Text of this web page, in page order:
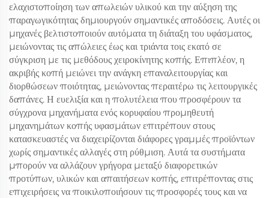
ελαχιστοποίηση των απωλειών υλικού και την αύξηση της
παραγωγικότητας δημιουργούν σημαντικές αποδόσεις. Αυτές οι
μηχανές βελτιστοποιούν αυτόματα τη διάταξη του υφάσματος,
μειώνοντας τις απώλειες έως και τριάντα τοις εκατό σε
σύγκριση με τις μεθόδους χειροκίνητης κοπής. Επιπλέον, η
ακριβής κοπή μειώνει την ανάγκη επαναλειτουργίας και
διορθώσεων ποιότητας, μειώνοντας περαιτέρω τις λειτουργικές
δαπάνες. Η ευελιξία και η πολυτέλεια που προσφέρουν τα
σύγχρονα μηχανήματα ενός κορυφαίου προμηθευτή
μηχανημάτων κοπής υφασμάτων επιτρέπουν στους
κατασκευαστές να διαχειρίζονται διάφορες γραμμές προϊόντων
χωρίς σημαντικές αλλαγές στη ρύθμιση. Αυτά τα συστήματα
μπορούν να αλλάζουν γρήγορα μεταξύ διαφορετικών
προτύπων, υλικών και απαιτήσεων κοπής, επιτρέποντας στις
επιχειρήσεις να ποικιλοποιήσουν τις προσφορές τους και να